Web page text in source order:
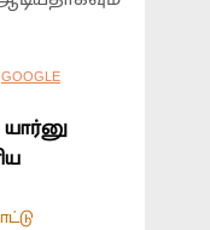
GOOGLE